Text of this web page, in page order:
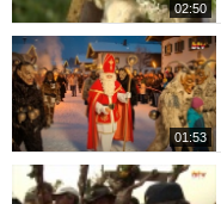
02:50
01:53